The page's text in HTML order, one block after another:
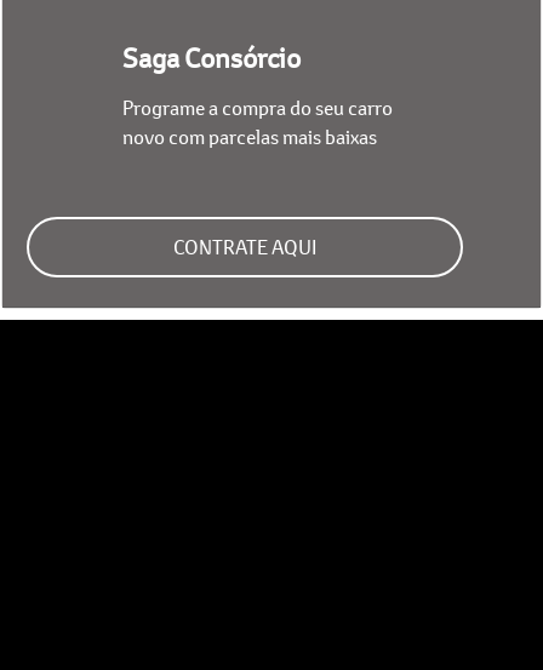
Saga Consórcio
Programe a compra do seu carro
novo com parcelas mais baixas
CONTRATE AQUI